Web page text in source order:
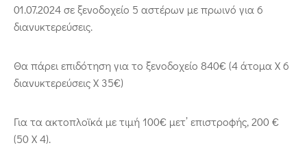
01.07.2024 σε ξενοδοχείο 5 αστέρων με πρωινό για 6
διανυκτερεύσεις.
Θα πάρει επιδότηση για το ξενοδοχείο 840€ (4 άτομα Χ 6
διανυκτερεύσεις Χ 35€)
Για τα ακτοπλοϊκά με τιμή 100€ μετ’ επιστροφής, 200 €
(50 Χ 4).